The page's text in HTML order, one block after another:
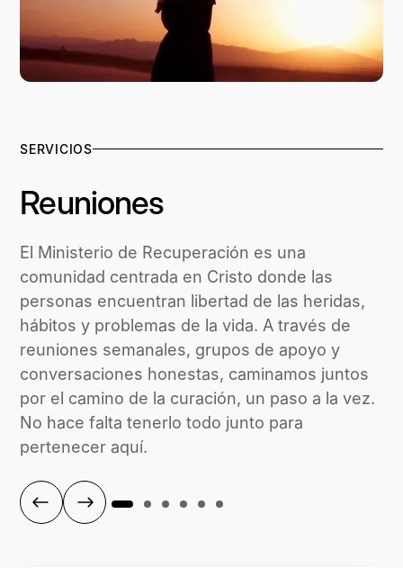
SERVICIOS
Reuniones
El Ministerio de Recuperación es una
comunidad centrada en Cristo donde las
personas encuentran libertad de las heridas,
hábitos y problemas de la vida. A través de
reuniones semanales, grupos de apoyo y
conversaciones honestas, caminamos juntos
por el camino de la curación, un paso a la vez.
No hace falta tenerlo todo junto para
pertenecer aquí.